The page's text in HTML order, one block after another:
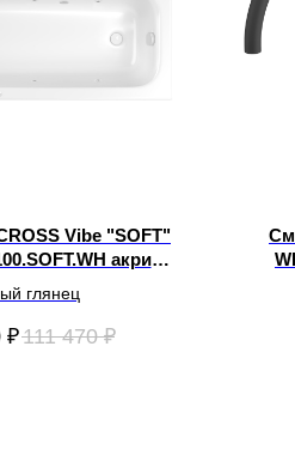
Vibe "SOFT"
акрил
180х75глянец
₽111 470 ₽